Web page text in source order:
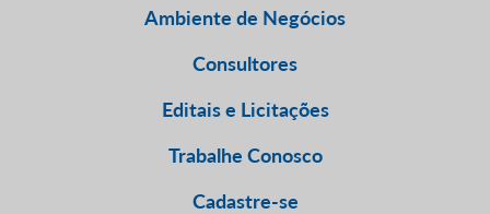
Ambiente de Negócios
Consultores
Editais e Licitações
Trabalhe Conosco
Cadastre-se